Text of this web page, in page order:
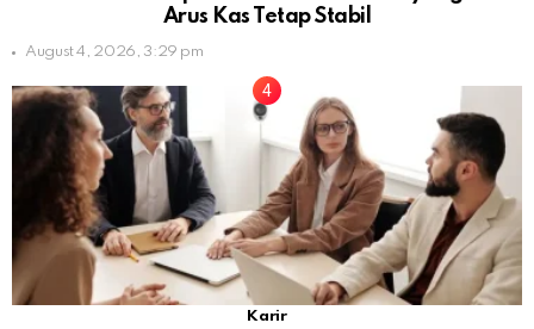
Arus Kas Tetap Stabil
August 4, 2026, 3:29 pm
Karir